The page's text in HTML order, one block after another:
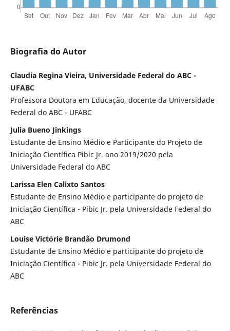
Biografia do Autor
Claudia Regina Vieira, Universidade Federal do ABC -
UFABC
Professora Doutora em Educação, docente da Universidade
Federal do ABC - UFABC
Julia Bueno Jinkings
Estudante de Ensino Médio e Participante do Projeto de
Iniciação Científica Pibic Jr. ano 2019/2020 pela
Universidade Federal do ABC
Larissa Elen Calixto Santos
Estudante de Ensino Médio e participante do projeto de
Iniciação Científica - Pibic Jr. pela Universidade Federal do
ABC
Louise Victórie Brandão Drumond
Estudante de Ensino Médio e participante do projeto de
Iniciação Científica - Pibic Jr. pela Universidade Federal do
ABC
Referências